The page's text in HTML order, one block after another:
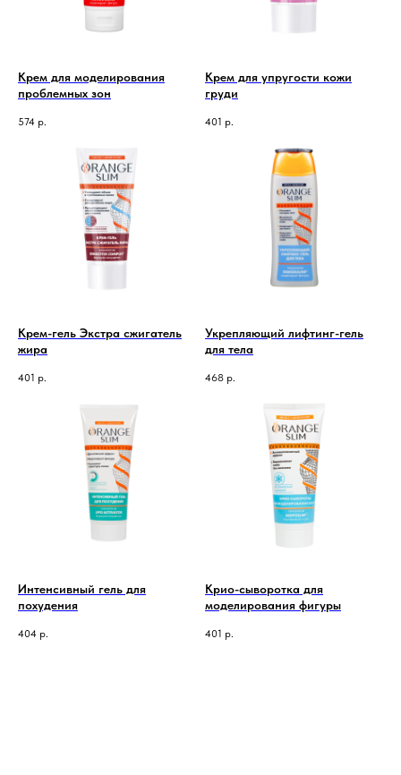
Крем для моделирования
проблемных зон
574 р.
Крем для упругости кожи
груди
401 р.
Крем-гель Экстра сжигатель
жира
401 р.
Укрепляющий лифтинг-гель
для тела
468 р.
Интенсивный гель для
похудения
404 р.
Крио-сыворотка для
моделирования фигуры
401 р.